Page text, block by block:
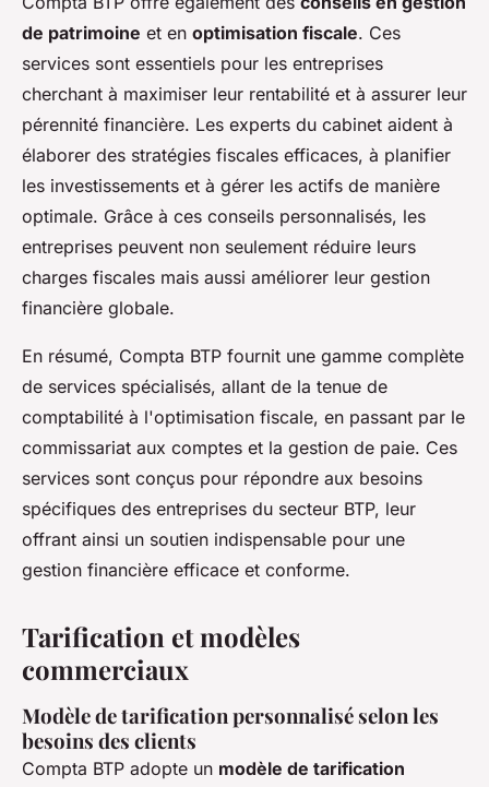
de patrimoine et en optimisation fiscale. Ces
services sont essentiels pour les entreprises
cherchant à maximiser leur rentabilité et à assurer leur
pérennité financière. Les experts du cabinet aident à
élaborer des stratégies fiscales efficaces, à planifier
les investissements et à gérer les actifs de manière
optimale. Grâce à ces conseils personnalisés, les
entreprises peuvent non seulement réduire leurs
charges fiscales mais aussi améliorer leur gestion
financière globale.
En résumé, Compta BTP fournit une gamme complète
de services spécialisés, allant de la tenue de
comptabilité à l'optimisation fiscale, en passant par le
commissariat aux comptes et la gestion de paie. Ces
services sont conçus pour répondre aux besoins
spécifiques des entreprises du secteur BTP, leur
offrant ainsi un soutien indispensable pour une
gestion financière efficace et conforme.
Tarification et modèles
commerciaux
Modèle de tarification personnalisé selon les
besoins des clients
Compta BTP adopte un modèle de tarification